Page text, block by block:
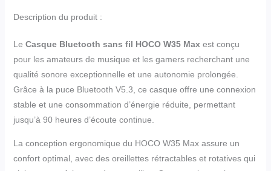
Description du produit :
Le Casque Bluetooth sans fil HOCO W35 Max est conçu
pour les amateurs de musique et les gamers recherchant une
qualité sonore exceptionnelle et une autonomie prolongée.
Grâce à la puce Bluetooth V5.3, ce casque offre une connexion
stable et une consommation d’énergie réduite, permettant
jusqu’à 90 heures d’écoute continue.
La conception ergonomique du HOCO W35 Max assure un
confort optimal, avec des oreillettes rétractables et rotatives qui